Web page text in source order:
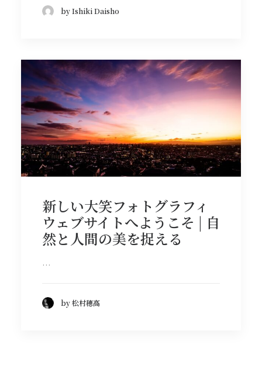
by Ishiki Daisho
新しい大笑フォトグラフィ
ウェブサイトへようこそ | 自
然と人間の美を捉える
…
by 松村穂高